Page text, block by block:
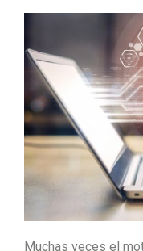
Muchas veces el